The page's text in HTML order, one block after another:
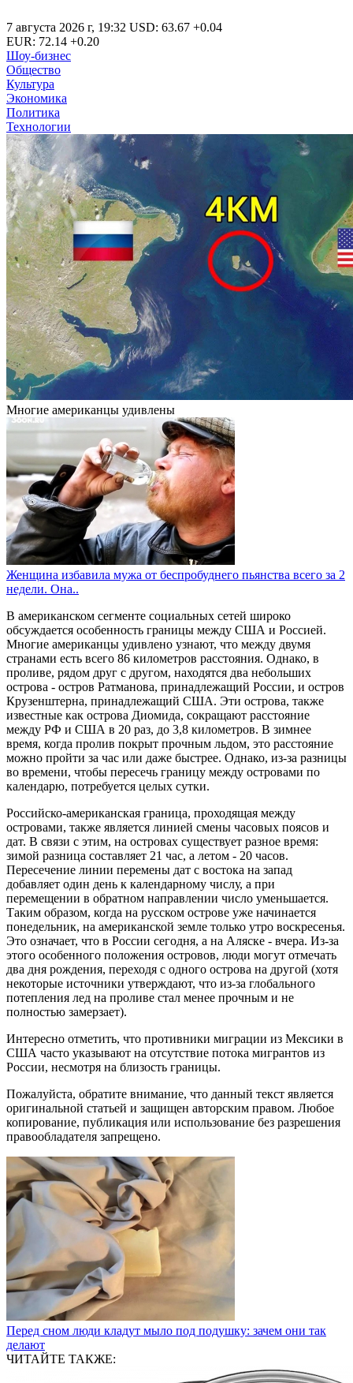
7 августа 2026 г, 19:32 USD: 63.67 +0.04
EUR: 72.14 +0.20
Шоу-бизнес
Общество
Культура
Экономика
Политика
Технологии
Многие американцы удивлены
Женщина избавила мужа от беспробуднего пьянства всего за 2
недели. Она..
В американском сегменте социальных сетей широко
обсуждается особенность границы между США и Россией.
Многие американцы удивлено узнают, что между двумя
странами есть всего 86 километров расстояния. Однако, в
проливе, рядом друг с другом, находятся два небольших
острова - остров Ратманова, принадлежащий России, и остров
Крузенштерна, принадлежащий США. Эти острова, также
известные как острова Диомида, сокращают расстояние
между РФ и США в 20 раз, до 3,8 километров. В зимнее
время, когда пролив покрыт прочным льдом, это расстояние
можно пройти за час или даже быстрее. Однако, из-за разницы
во времени, чтобы пересечь границу между островами по
календарю, потребуется целых сутки.
Российско-американская граница, проходящая между
островами, также является линией смены часовых поясов и
дат. В связи с этим, на островах существует разное время:
зимой разница составляет 21 час, а летом - 20 часов.
Пересечение линии перемены дат с востока на запад
добавляет один день к календарному числу, а при
перемещении в обратном направлении число уменьшается.
Таким образом, когда на русском острове уже начинается
понедельник, на американской земле только утро воскресенья.
Это означает, что в России сегодня, а на Аляске - вчера. Из-за
этого особенного положения островов, люди могут отмечать
два дня рождения, переходя с одного острова на другой (хотя
некоторые источники утверждают, что из-за глобального
потепления лед на проливе стал менее прочным и не
полностью замерзает).
Интересно отметить, что противники миграции из Мексики в
США часто указывают на отсутствие потока мигрантов из
России, несмотря на близость границы.
Пожалуйста, обратите внимание, что данный текст является
оригинальной статьей и защищен авторским правом. Любое
копирование, публикация или использование без разрешения
правообладателя запрещено.
Перед сном люди кладут мыло под подушку: зачем они так
делают
ЧИТАЙТЕ ТАКЖЕ: